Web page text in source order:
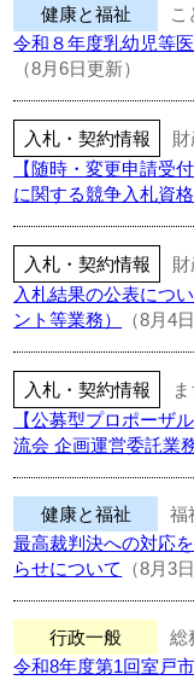
健康と福祉
こ
令和８年度乳幼児等
（8月6日更新）
入札・契約情報
【随時・変更申請受
に関する競争入札資
入札・契約情報
入札結果の公表につ
ント等業務）
（8月4
入札・契約情報
【公募型プロポーザ
流会 企画運営委託業
健康と福祉
福
最高裁判決への対応
らせについて
（8月3
行政一般
総
令和8年度第1回室戸